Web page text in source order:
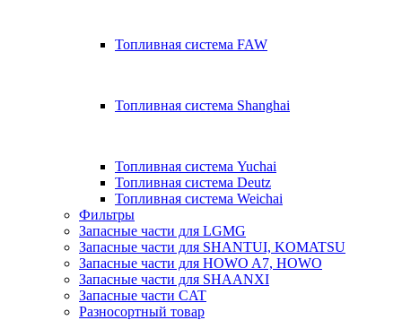
Топливная система FAW
Топливная система Shanghai
Топливная система Yuchai
Топливная система Deutz
Топливная система Weichai
Фильтры
Запасные части для LGMG
Запасные части для SHANTUI, KOMATSU
Запасные части для HOWO A7, HOWO
Запасные части для SHAANXI
Запасные части CAT
Разносортный товар